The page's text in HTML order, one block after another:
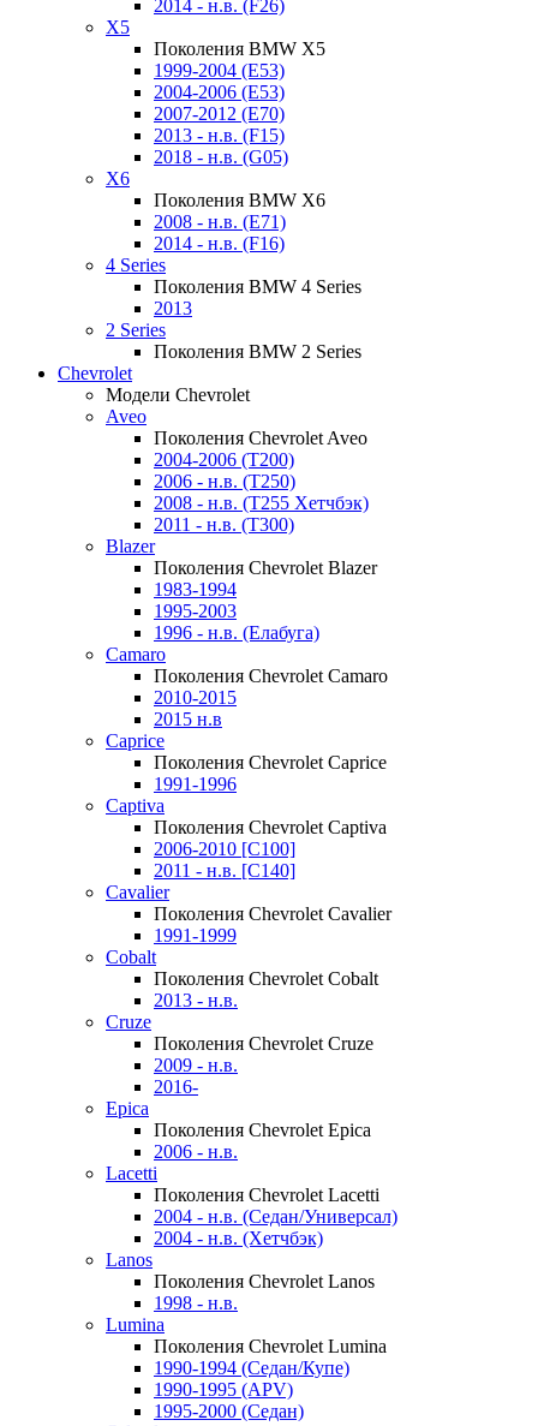
2014 - н.в. (F26)
X5
Поколения BMW X5
1999-2004 (E53)
2004-2006 (E53)
2007-2012 (E70)
2013 - н.в. (F15)
2018 - н.в. (G05)
X6
Поколения BMW X6
2008 - н.в. (E71)
2014 - н.в. (F16)
4 Series
Поколения BMW 4 Series
2013
2 Series
Поколения BMW 2 Series
Chevrolet
Модели Chevrolet
Aveo
Поколения Chevrolet Aveo
2004-2006 (T200)
2006 - н.в. (T250)
2008 - н.в. (T255 Хетчбэк)
2011 - н.в. (Т300)
Blazer
Поколения Chevrolet Blazer
1983-1994
1995-2003
1996 - н.в. (Елабуга)
Camaro
Поколения Chevrolet Camaro
2010-2015
2015 н.в
Caprice
Поколения Chevrolet Caprice
1991-1996
Captiva
Поколения Chevrolet Captiva
2006-2010 [C100]
2011 - н.в. [C140]
Cavalier
Поколения Chevrolet Cavalier
1991-1999
Cobalt
Поколения Chevrolet Cobalt
2013 - н.в.
Cruze
Поколения Chevrolet Cruze
2009 - н.в.
2016-
Epica
Поколения Chevrolet Epica
2006 - н.в.
Lacetti
Поколения Chevrolet Lacetti
2004 - н.в. (Седан/Универсал)
2004 - н.в. (Хетчбэк)
Lanos
Поколения Chevrolet Lanos
1998 - н.в.
Lumina
Поколения Chevrolet Lumina
1990-1994 (Седан/Купе)
1990-1995 (APV)
1995-2000 (Седан)